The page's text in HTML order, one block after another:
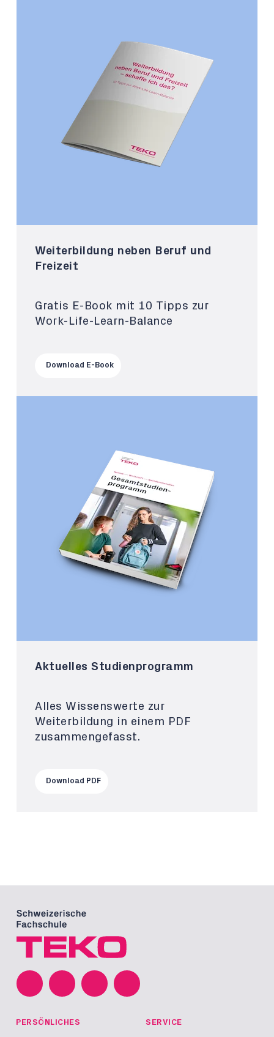
Weiterbildung neben Beruf und
Freizeit
Gratis E-Book mit 10 Tipps zur
Work-Life-Learn-Balance
Download E-Book
Aktuelles Studienprogramm
Alles Wissenswerte zur
Weiterbildung in einem PDF
zusammengefasst.
Download PDF
PERSÖNLICHES SERVICE